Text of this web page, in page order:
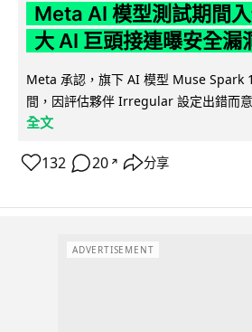
Meta AI 模型測試期間
大 AI 巨頭接連曝安全漏
Meta 承認，旗下 AI 模型 Muse Spark
間，因評估夥伴 Irregular 設定出錯而
全文
132 20 ↗ 分享
ADVERTISEMENT